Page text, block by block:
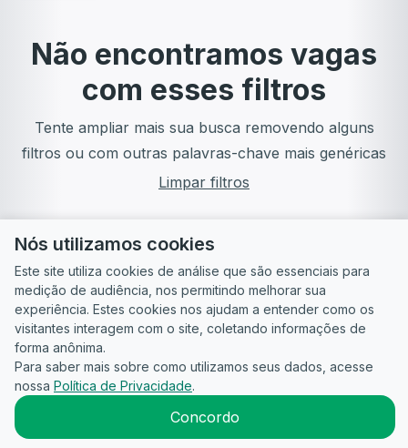
Não encontramos vagas
com esses filtros
Tente ampliar mais sua busca removendo alguns
filtros ou com outras palavras-chave mais genéricas
Limpar filtros
Guia do
Candidato
Para
empresas
Política de
Privacidade
Termos
2026CandidataAI
Nós utilizamos cookies
Este site utiliza cookies de análise que são essenciais para
medição de audiência, nos permitindo melhorar sua
experiência. Estes cookies nos ajudam a entender como os
visitantes interagem com o site, coletando informações de
forma anônima.
Para saber mais sobre como utilizamos seus dados, acesse
nossa Política de Privacidade.
Concordo